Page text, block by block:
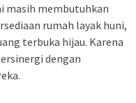
masih membutuhkan
rumah layak huni,
terbuka hijau. Karena
dengan